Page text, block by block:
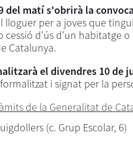
del matí s'obrirà la
per a joves que
d'ús d'un habitatge
Catalunya.
el divendres 10 de
i signat per la
de la Generalitat de
(c. Grup Escolar, 6)